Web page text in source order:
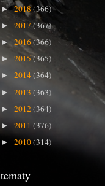
► 2018(366)
► 2017 (367)
► 2016(366)
► 2015(365)
► 2014(364)
► 2013 (363)
► 2012(364)
► 2011 (376)
► 2010(314)
tematy